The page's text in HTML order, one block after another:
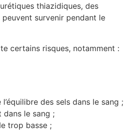
thiazidiques, des
survenir pendant le
certains risques, notamment :
des sels dans le sang ;
dans le sang ;
trop basse ;